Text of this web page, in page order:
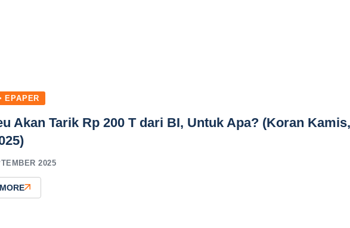
EPAPER
Akan Tarik Rp 200 T dari BI, Untuk Apa? (Koran Kamis,
2025